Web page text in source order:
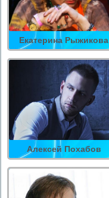
Екатерина Рыжикова
Алексей Похабов